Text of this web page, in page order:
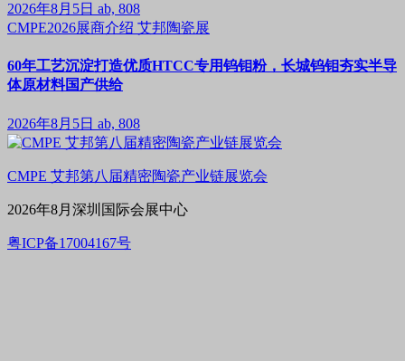
2026年8月5日 ab, 808
CMPE2026展商介绍 艾邦陶瓷展
60年工艺沉淀打造优质HTCC专用钨钼粉，长城钨钼夯实半导
体原材料国产供给
2026年8月5日 ab, 808
CMPE 艾邦第八届精密陶瓷产业链展览会
2026年8月深圳国际会展中心
粤ICP备17004167号